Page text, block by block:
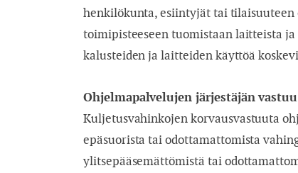
henkilökunta, esiintyjät tai
toimipisteeseen tuomistaan laitteista
kalusteiden ja laitteiden käyttöä
Ohjelmapalvelujen järjestäjän vastuu
Kuljetusvahinkojen korvausvastuuta
epäsuorista tai odottamattomista
ylitsepääsemättömistä tai